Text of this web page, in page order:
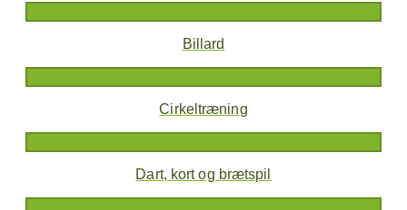
Billard
Cirkeltræning
Dart, kort og brætspil